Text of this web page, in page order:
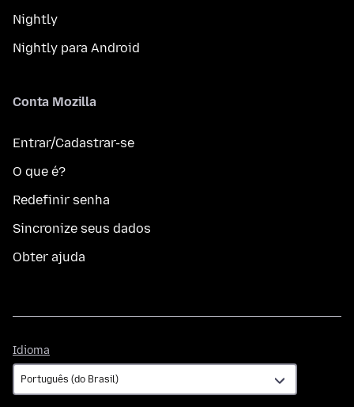
Nightly
Nightly para Android
Conta Mozilla
Entrar/Cadastrar-se
O que é?
Redefinir senha
Sincronize seus dados
Obter ajuda
Idioma